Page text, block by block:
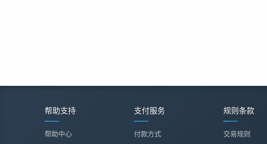
帮助支持
帮助中心
支付服务
付款方式
规则条款
交易规则